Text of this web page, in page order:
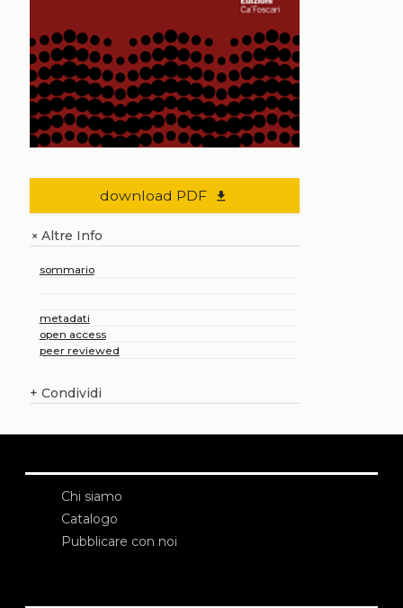
download PDF file_download
+Altre Info
sommario
metadati
open access
peer reviewed
+ Condividi
Chi siamo
Catalogo
Pubblicare con noi